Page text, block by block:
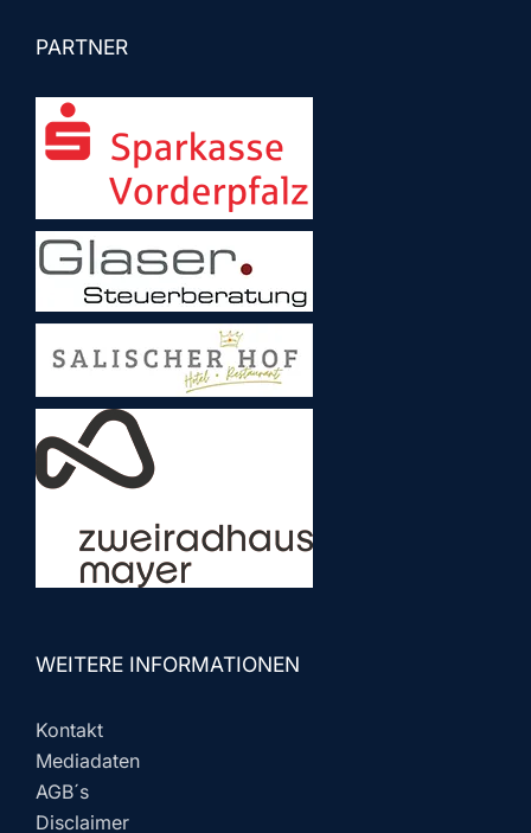
PARTNER
WEITERE INFORMATIONEN
Kontakt
Mediadaten
AGB´s
Disclaimer